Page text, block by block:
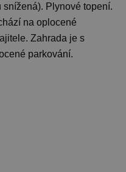
snížená). Plynové topení.
na oplocené
Zahrada je s
parkování.